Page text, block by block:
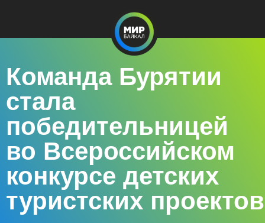
Команда Бурятии
стала
победительницей
во Всероссийском
конкурсе детских
туристских проектов